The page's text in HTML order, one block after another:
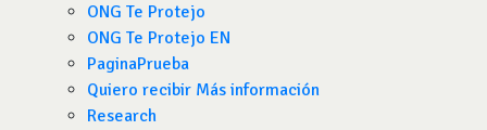
ONG Te Protejo
ONG Te Protejo EN
PaginaPrueba
Quiero recibir Más información
Research